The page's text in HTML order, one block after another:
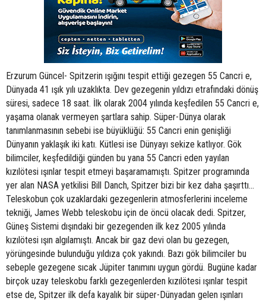
Erzurum Güncel- Spitzerin ışığını tespit ettiği gezegen 55 Cancri e,
Dünyada 41 ışık yılı uzaklıkta. Dev gezegenin yıldızı etrafındaki dönüş
süresi, sadece 18 saat. İlk olarak 2004 yılında keşfedilen 55 Cancri e,
yaşama olanak vermeyen şartlara sahip. Süper-Dünya olarak
tanımlanmasının sebebi ise büyüklüğü: 55 Cancri enin genişliği
Dünyanın yaklaşık iki katı. Kütlesi ise Dünyayı sekize katlıyor. Gök
bilimciler, keşfedildiği günden bu yana 55 Cancri eden yayılan
kızılötesi ışınlar tespit etmeyi başaramamıştı. Spitzer programında
yer alan NASA yetkilisi Bill Danch, Spitzer bizi bir kez daha şaşırttı...
Teleskobun çok uzaklardaki gezegenlerin atmosferlerini inceleme
tekniği, James Webb teleskobu için de öncü olacak dedi. Spitzer,
Güneş Sistemi dışındaki bir gezegenden ilk kez 2005 yılında
kızılötesi ışın algılamıştı. Ancak bir gaz devi olan bu gezegen,
yörüngesinde bulunduğu yıldıza çok yakındı. Bazı gök bilimciler bu
sebeple gezegene sıcak Jüpiter tanımını uygun gördü. Bugüne kadar
birçok uzay teleskobu farklı gezegenlerden kızılötesi ışınlar tespit
etse de, Spitzer ilk defa kayalık bir süper-Dünyadan gelen ışınları